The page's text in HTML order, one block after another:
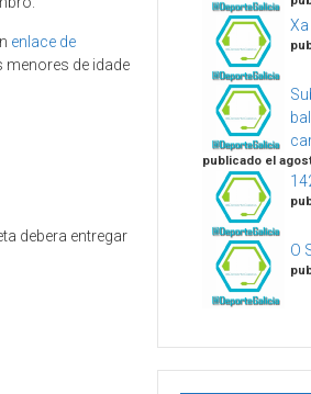
enlace de
menores de idade
debera entregar
publicado el
O